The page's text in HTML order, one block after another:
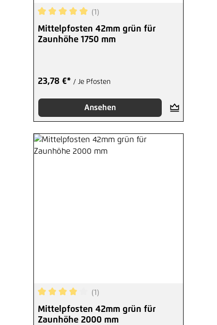
Durchschnittliche Bewertung von 5 von 5
(1)
Mittelpfosten 42mm grün für
Zaunhöhe 1750 mm
23,78 €* / Je Pfosten
Ansehen
Durchschnittliche Bewertung von 4 von 5
(1)
Mittelpfosten 42mm grün für
Zaunhöhe 2000 mm